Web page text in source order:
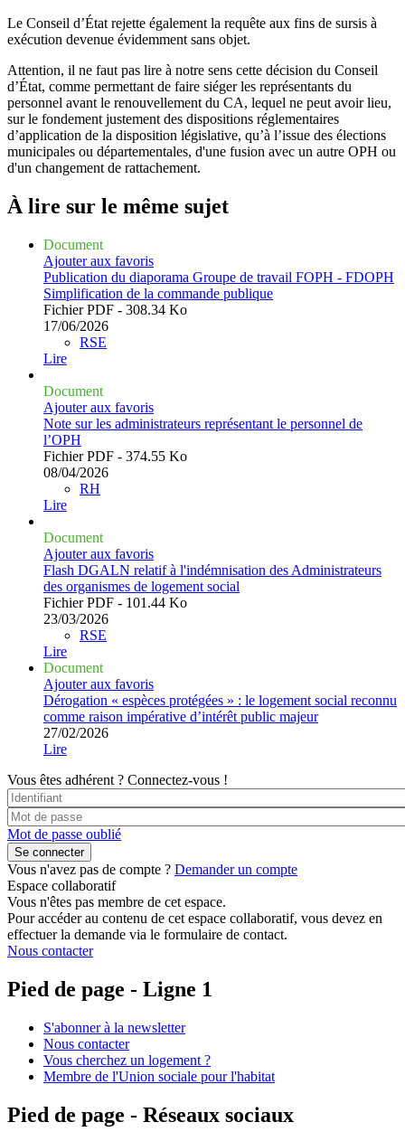
Le Conseil d’État rejette également la requête aux fins de sursis à
exécution devenue évidemment sans objet.
Attention, il ne faut pas lire à notre sens cette décision du Conseil
d’État, comme permettant de faire siéger les représentants du
personnel avant le renouvellement du CA, lequel ne peut avoir lieu,
sur le fondement justement des dispositions réglementaires
d’application de la disposition législative, qu’à l’issue des élections
municipales ou départementales, d'une fusion avec un autre OPH ou
d'un changement de rattachement.
À lire sur le même sujet
Document
Ajouter aux favoris
Publication du diaporama Groupe de travail FOPH - FDOPH
Simplification de la commande publique
Fichier PDF - 308.34 Ko
17/06/2026
RSE
Lire
Document
Ajouter aux favoris
Note sur les administrateurs représentant le personnel de
l’OPH
Fichier PDF - 374.55 Ko
08/04/2026
RH
Lire
Document
Ajouter aux favoris
Flash DGALN relatif à l'indémnisation des Administrateurs
des organismes de logement social
Fichier PDF - 101.44 Ko
23/03/2026
RSE
Lire
Document
Ajouter aux favoris
Dérogation « espèces protégées » : le logement social reconnu
comme raison impérative d’intérêt public majeur
27/02/2026
Lire
Vous êtes adhérent ? Connectez-vous !
Mot de passe oublié
Vous n'avez pas de compte ? Demander un compte
Espace collaboratif
Vous n'êtes pas membre de cet espace.
Pour accéder au contenu de cet espace collaboratif, vous devez en
effectuer la demande via le formulaire de contact.
Nous contacter
Pied de page - Ligne 1
S'abonner à la newsletter
Nous contacter
Vous cherchez un logement ?
Membre de l'Union sociale pour l'habitat
Pied de page - Réseaux sociaux